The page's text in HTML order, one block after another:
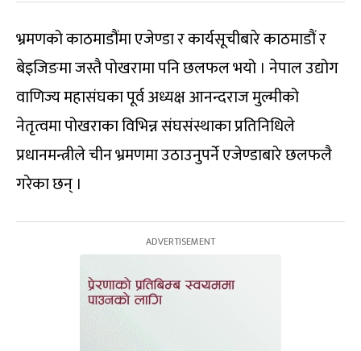
भ्रमणको काठमाडौंमा एजेण्डा र कार्यसूचीबारे काठमाडौं र
बेइजिङमा जस्तै पोखरामा पनि छलफल भयो । नेपाल उद्योग
वाणिज्य महासंघका पूर्व अध्यक्ष आनन्दराज मुल्मीको
नेतृत्वमा पोखराका विभिन्न संघसंस्थाका प्रतिनिधिले
प्रधानमन्त्रीले चीन भ्रमणमा उठाउनुपर्ने एजेण्डाबारे छलफलै
गरेका छन् ।